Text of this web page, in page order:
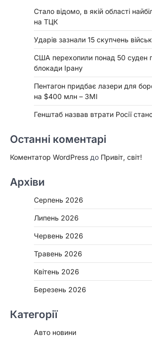
Стало відомо, в якій області
на ТЦК
Ударів зазнали 15 скупчень
США перехопили понад 50 суден
блокади Ірану
Пентагон придбає лазери для
на $400 млн – ЗМІ
Генштаб назвав втрати Росії
Останні коментарі
Коментатор WordPress до Привіт, світ!
Архіви
Серпень 2026
Липень 2026
Червень 2026
Травень 2026
Квітень 2026
Березень 2026
Категорії
Авто новини